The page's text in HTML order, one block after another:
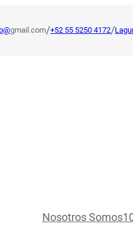
gmail.com/+52 55 5250 4172/
Nosotros Somos